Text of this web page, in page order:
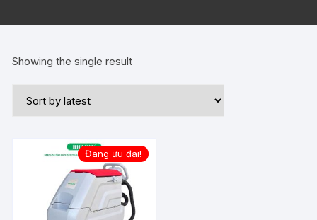
Showing the single result
Đang ưu đãi!